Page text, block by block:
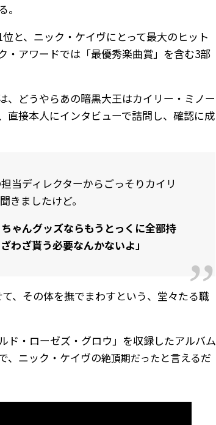
と、ニック・ケイヴにとって最大のヒット
・アワードでは「最優秀楽曲賞」を含む3部
、どうやらあの暗黒大王はカイリー・ミノー
直接本人にインタビューで詰問し、確認に成
当ディレクターからごっそりカイリ
きましたけど。
ゃんグッズならもうとっくに全部持
わざ貰う必要なんかないよ」
、その体を撫でまわすという、堂々たる職
ド・ローゼズ・グロウ」を収録したアルバム
、ニック・ケイヴの絶頂期だったと言えるだ